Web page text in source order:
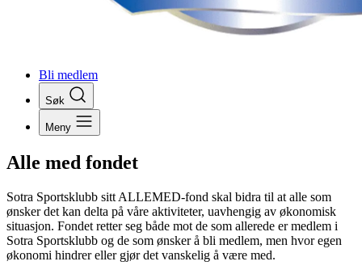
Bli medlem
Søk
Meny
Alle med fondet
Sotra Sportsklubb sitt ALLEMED-fond skal bidra til at alle som
ønsker det kan delta på våre aktiviteter, uavhengig av økonomisk
situasjon. Fondet retter seg både mot de som allerede er medlem i
Sotra Sportsklubb og de som ønsker å bli medlem, men hvor egen
økonomi hindrer eller gjør det vanskelig å være med.